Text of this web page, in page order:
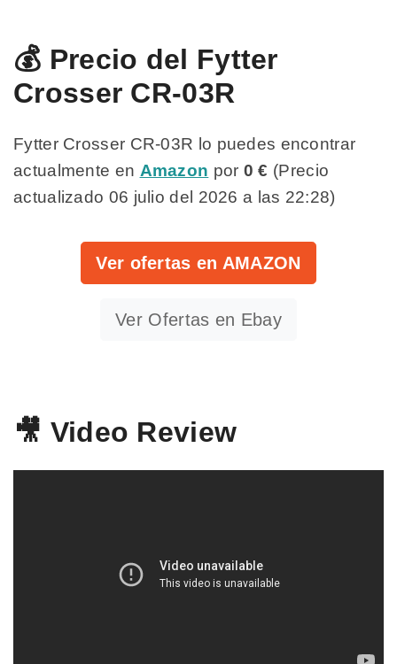
💰 Precio del Fytter
Crosser CR-03R
Fytter Crosser CR-03R lo puedes encontrar
actualmente en Amazon por 0 € (Precio
actualizado 06 julio del 2026 a las 22:28)
Ver ofertas en AMAZON
Ver Ofertas en Ebay
🎥 Video Review